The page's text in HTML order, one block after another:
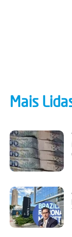
Mais